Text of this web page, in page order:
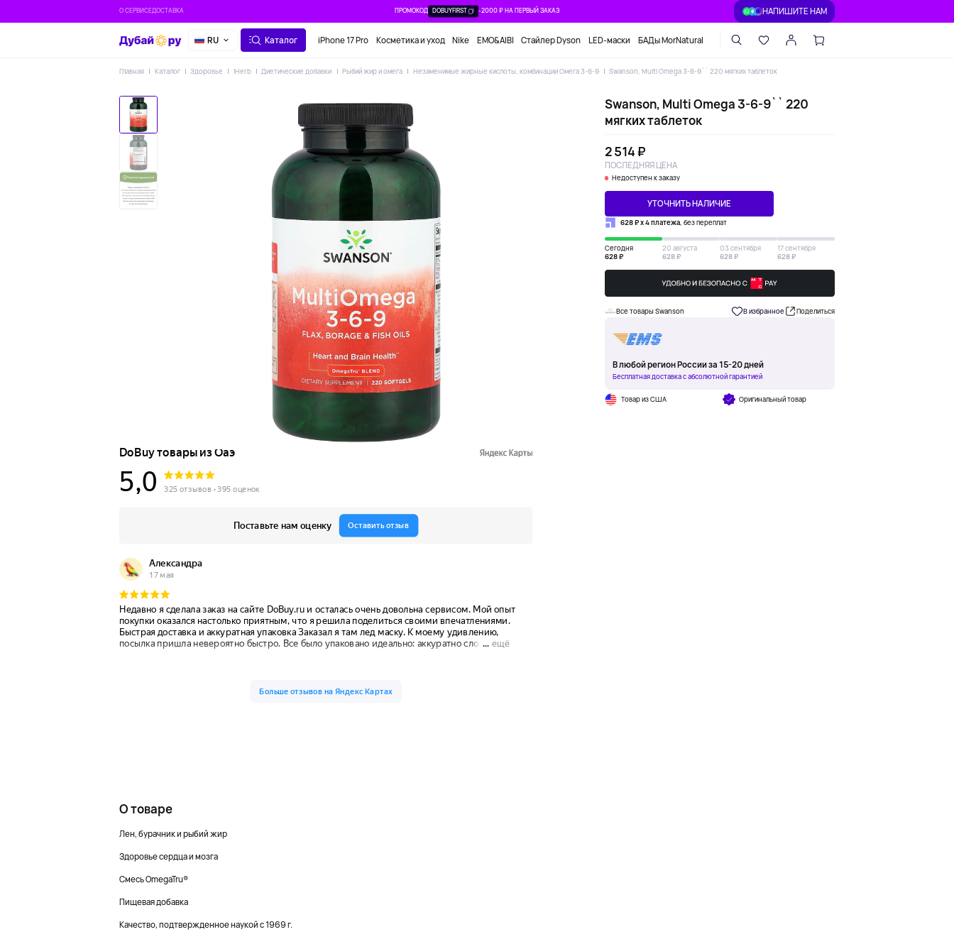
О СЕРВИСЕДОСТАВКА ПРОМОКОД DOBUYFIRST -2000 ₽ НА ПЕРВЫЙ ЗАКАЗ НАПИШИТЕ НАМ
RU Каталог iPhone 17 Pro Косметика и уход Nike EMO&AIBI Стайлер Dyson LED-маски БАДы MorNatural
Главная Каталог Здоровье IHerb Диетические добавки Рыбий жир и омега Незаменимые жирные кислоты, комбинации Омега 3-6-9 Swanson, Multi Omega 3-6-9`` 220 мягких таблеток
Swanson, Multi Omega 3-6-9`` 220
мягких таблеток
2 514 ₽
ПОСЛЕДНЯЯ ЦЕНА
Недоступен к заказу
УТОЧНИТЬ НАЛИЧИЕ
628 ₽ х 4 платежа, без переплат
Сегодня
628 ₽
20 августа
628 ₽
03 сентября
628 ₽
17 сентября
628 ₽
Все товары Swanson В избранное Поделиться
В любой регион России за 15-20 дней
Бесплатная доставка с абсолютной гарантией
Товар из США Оригинальный товар
О товаре
Лен, бурачник и рыбий жир
Здоровье сердца и мозга
Смесь OmegaTru®
Пищевая добавка
Качество, подтвержденное наукой с 1969 г.